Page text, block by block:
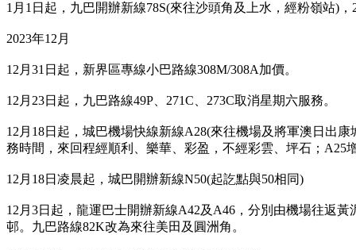
1月1日起，九巴開辦新線78S(來往沙頭角及上水，經粉嶺站)
2023年12月
12月31日起， 新界區專線小巴路線308M/308A加價。
12月23日起，九巴路線49P、271C、273C取消星期六服務。
12月18日起，城巴機場快線新線A28(來往機場及將軍澳日出
務時間，來回程經順利、樂華、彩盈，不經彩雲、坪石 ；A25
12月18日凌晨起，城巴開辦新線N50(起訖點與50相同)
12月3日起，龍運巴士開辦新線A42及A46，分別由機場往返
邨。九巴路線82K改為來往美田及圓洲角。